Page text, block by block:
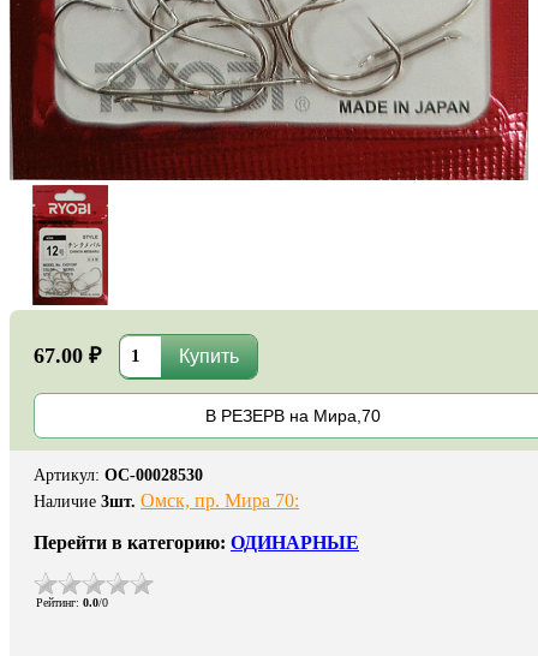
67.00 ₽
В РЕЗЕРВ на Мира,70
Артикул: ОС-00028530
Наличие 3шт. Омск, пр. Мира 70:
Перейти в категорию: ОДИНАРНЫЕ
Рейтинг: 0.0/0